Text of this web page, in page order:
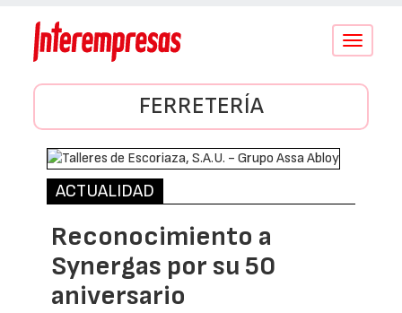
Conmutar
FERRETERÍA
ACTUALIDAD
Reconocimiento a
Synergas por su 50
aniversario